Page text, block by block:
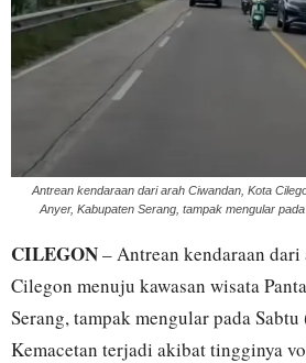
Antrean kendaraan dari arah Ciwandan, Kota
Anyer, Kabupaten Serang, tampak mengular
CILEGON– Antrean kendaraan
Cilegon menuju kawasan wisata
Serang, tampak mengular pada
Kemacetan terjadi akibat tingginya